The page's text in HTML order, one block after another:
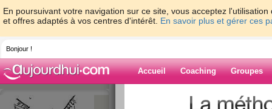
En poursuivant votre navigation sur ce site, vous acceptez
et offres adaptés à vos centres d'intérêt. En savoir plus et gérer ces
Bonjour !
Accueil Coaching Groupes
>